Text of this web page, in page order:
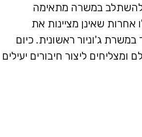
להשתלב במשרה מתאימה
שאינן מציינות את
ג'וניור ראשונית. כיום
ליצור חיבורים יעילים